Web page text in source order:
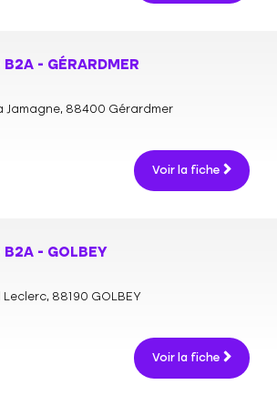
B2A - GÉRARDMER
Jamagne, 88400 Gérardmer
Voir la fiche
B2A - GOLBEY
Leclerc, 88190 GOLBEY
Voir la fiche